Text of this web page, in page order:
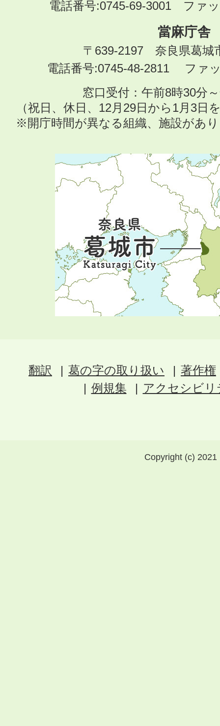
電話番号:0745-69-3001 ファ
當麻庁舎
〒639-2197 奈良県葛城
電話番号:0745-48-2811 ファ
窓口受付：午前8時30分
（祝日、休日、12月29日から1月3日
※開庁時間が異なる組織、施設があ
翻訳 葛の字の取り扱い
著作権
例規集
アクセシビ
Copyright (c)